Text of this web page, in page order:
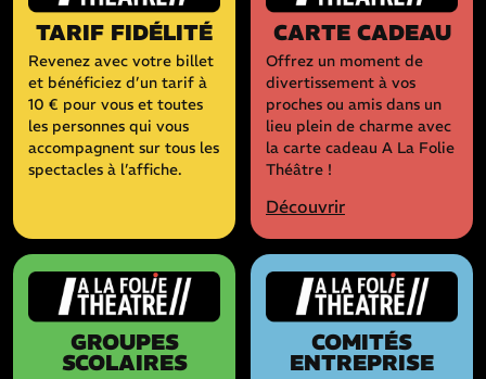
TARIF FIDÉLITÉ
Revenez avec votre billet
et bénéficiez d’un tarif à
10 € pour vous et toutes
les personnes qui vous
accompagnent sur tous les
spectacles à l’affiche.
CARTE CADEAU
Offrez un moment de
divertissement à vos
proches ou amis dans un
lieu plein de charme avec
la carte cadeau A La Folie
Théâtre !
Découvrir
GROUPES
SCOLAIRES
COMITÉS
ENTREPRISE